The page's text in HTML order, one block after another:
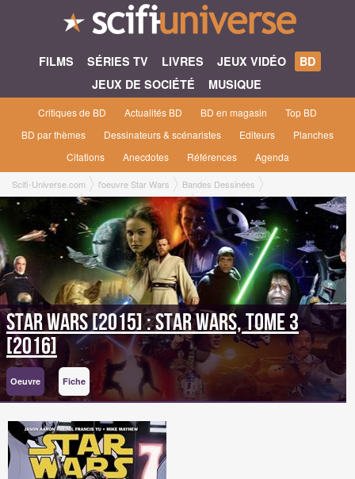
FILMS SÉRIES TV LIVRES JEUX VIDÉO
BD
JEUX DE SOCIÉTÉ
MUSIQUE
Critiques de BD Actualités BD BD en magasin
Top BD
BD par thèmes
Dessinateurs & scénaristes Editeurs
Planches
Citations
Anecdotes Références Agenda
Scifi-Universe.com l'oeuvre Star Wars
Bandes Dessinées
Star Wars [2015]
Star Wars, Tome 3 [2016]
Star Wars [2015] : Star Wars, Tome 3
[2016]
Oeuvre Fiche